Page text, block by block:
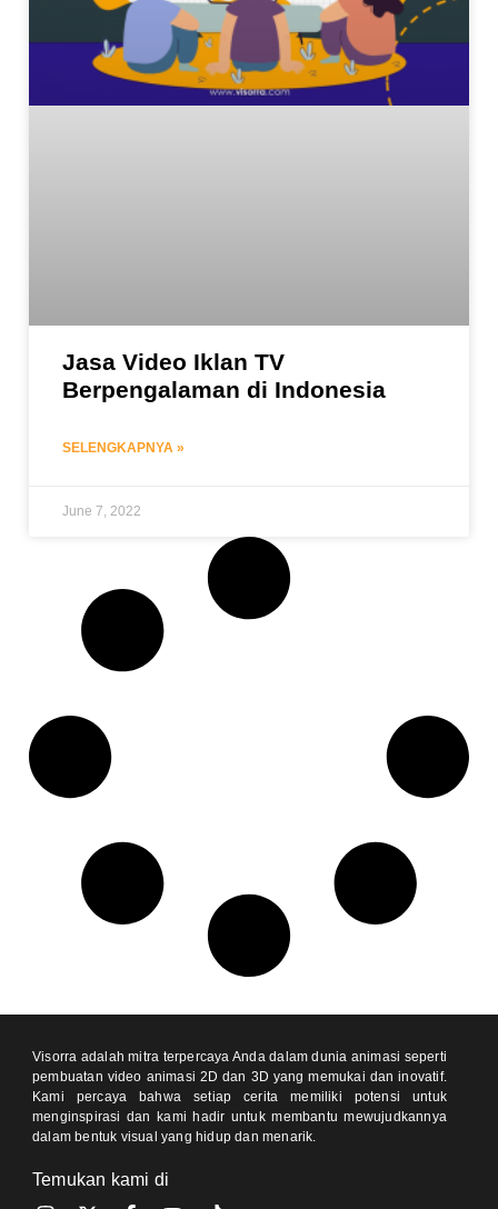
Jasa Video Iklan TV
Berpengalaman di Indonesia
SELENGKAPNYA »
June 7, 2022
Visorra adalah mitra terpercaya Anda dalam dunia animasi seperti
pembuatan video animasi 2D dan 3D yang memukai dan inovatif.
Kami percaya bahwa setiap cerita memiliki potensi untuk
menginspirasi dan kami hadir untuk membantu mewujudkannya
dalam bentuk visual yang hidup dan menarik.
Temukan kami di